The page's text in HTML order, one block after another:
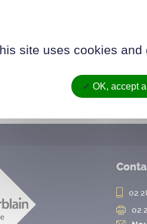
02
02
site uses cookies
OK, accept all